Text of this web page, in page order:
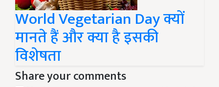
World Vegetarian Day क्यों
मानते हैं और क्या है इसकी
विशेषता
Share your comments